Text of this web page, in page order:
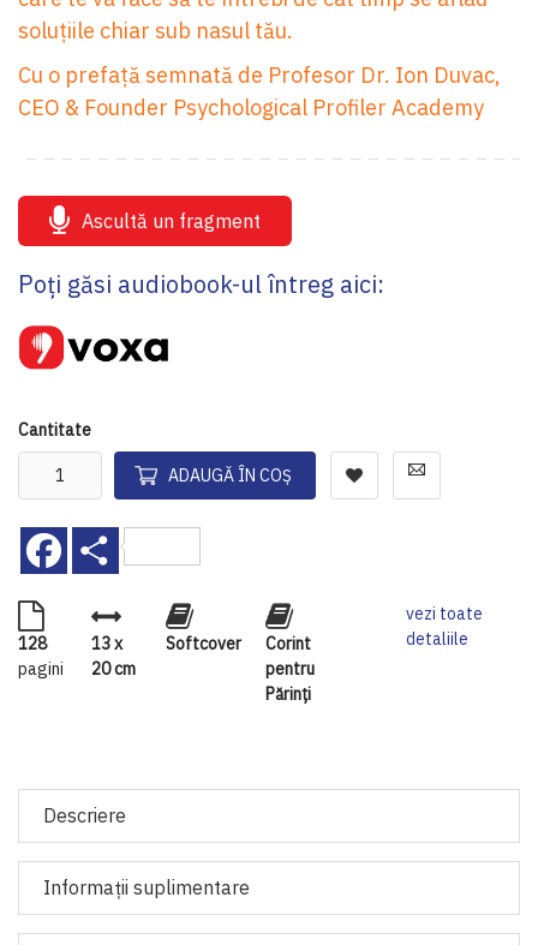
soluțiile chiar sub nasul tău.
Cu o prefață semnată de Profesor Dr. Ion Duvac,
CEO & Founder Psychological Profiler Academy
Ascultă un fragment
Poți găsi audiobook-ul întreg aici:
Cantitate
ADAUGĂ ÎN COȘ
Facebook
128
pagini
13 x
20 cm
Softcover
Corint
pentru
Părinți
vezi toate
detaliile
Descriere
Informaţii suplimentare